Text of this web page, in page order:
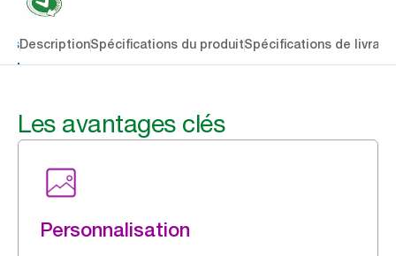
DescriptionSpécifications du produitSpécifications de
Les avantages clés
Personnalisation